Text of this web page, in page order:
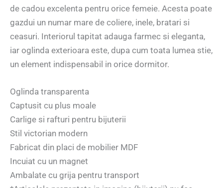
de cadou excelenta pentru orice femeie. Acesta poate
gazdui un numar mare de coliere, inele, bratari si
ceasuri. Interiorul tapitat adauga farmec si eleganta,
iar oglinda exterioara este, dupa cum toata lumea stie,
un element indispensabil in orice dormitor.
Oglinda transparenta
Captusit cu plus moale
Carlige si rafturi pentru bijuterii
Stil victorian modern
Fabricat din placi de mobilier MDF
Incuiat cu un magnet
Ambalate cu grija pentru transport